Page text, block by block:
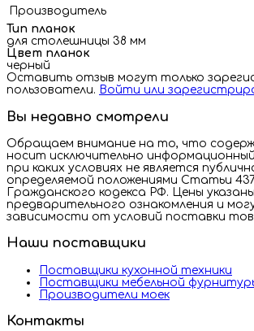
Производитель
Тип планок
для столешницы 38 мм
Цвет планок
черный
Оставить отзыв могут только
пользователи. Войти или
Вы недавно смотрели
Обращаем внимание на то, что
носит исключительно
при каких условиях не является
определяемой положениями Статьи 437
Гражданского кодекса РФ. Цены
предварительного ознакомления и
зависимости от условий поставки
Наши поставщики
Поставщики кухонной техники
Поставщики мебельной
Производители моек
Контакты